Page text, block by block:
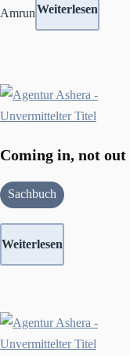
AmrunWeiterlesen
Coming in, not
Sachbuch
Weiterlesen